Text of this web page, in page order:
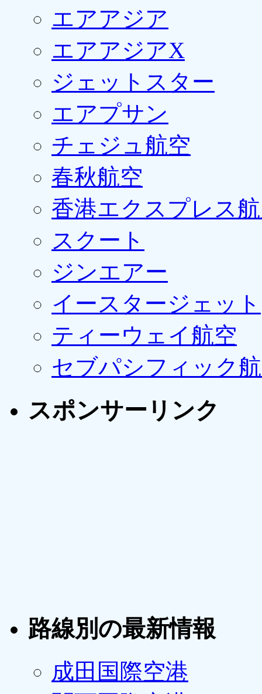
エアアジア
エアアジアX
ジェットスター
エアプサン
チェジュ航空
春秋航空
香港エクスプレス
スクート
ジンエアー
イースタージェット
ティーウェイ航空
セブパシフィック
スポンサーリンク
路線別の最新情報
成田国際空港